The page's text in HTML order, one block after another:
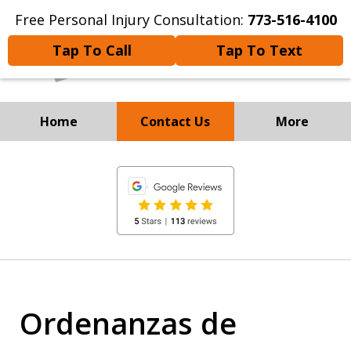
Free Personal Injury Consultation: 773-516-4100
Tap To Call
Tap To Text
Home Contact Us More
Experienced Personal
Injury and
Immigration Attorneys
Ordenanzas de